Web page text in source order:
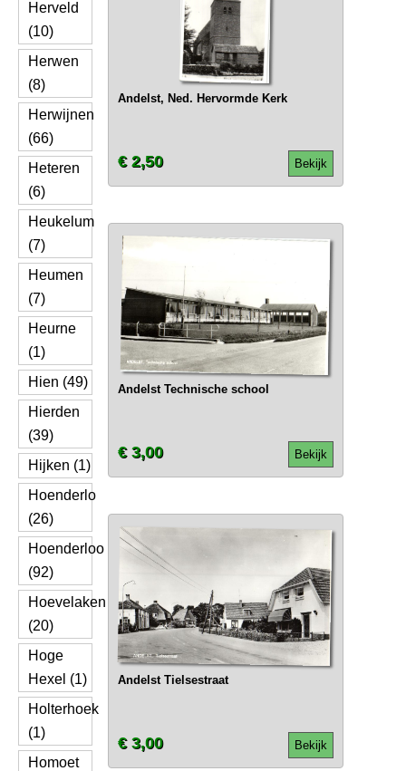
Herveld
(10)
Herwen
(8)
Herwijnen
(66)
Heteren
(6)
Heukelum
(7)
Heumen
(7)
Heurne
(1)
Hien (49)
Hierden
(39)
Hijken (1)
Hoenderlo
(26)
Hoenderloo
(92)
Hoevelaken
(20)
Hoge
Hexel (1)
Holterhoek
(1)
Homoet
Andelst, Ned. Hervormde Kerk
Bekijk
€ 2,50
Andelst Technische school
Bekijk
€ 3,00
Andelst Tielsestraat
Bekijk
€ 3,00